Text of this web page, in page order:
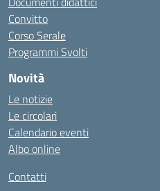
Convitto
Corso Serale
Programmi Svolti
Novità
Le notizie
Le circolari
Calendario eventi
Albo online
Contatti